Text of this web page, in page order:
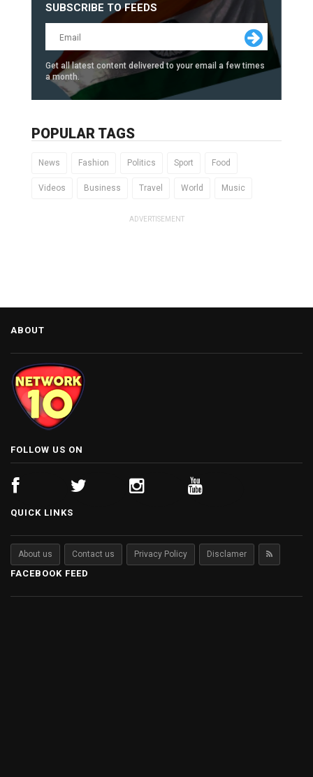
SUBSCRIBE TO FEEDS
Get all latest content delivered to your email a few times
a month.
POPULAR TAGS
News Fashion Politics Sport Food
Videos Business Travel World Music
ADVERTISEMENT
ABOUT
FOLLOW US ON
QUICK LINKS
About us Contact us Privacy Policy Disclamer
FACEBOOK FEED